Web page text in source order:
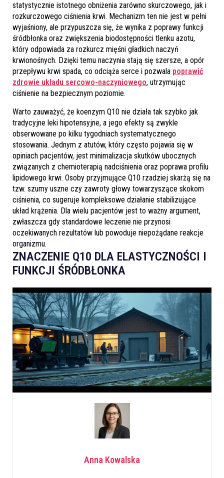
statystycznie istotnego obniżenia zarówno skurczowego, jak i
rozkurczowego ciśnienia krwi. Mechanizm ten nie jest w pełni
wyjaśniony, ale przypuszcza się, że wynika z poprawy funkcji
śródbłonka oraz zwiększenia biodostępności tlenku azotu,
który odpowiada za rozkurcz mięśni gładkich naczyń
krwionośnych. Dzięki temu naczynia stają się szersze, a opór
przepływu krwi spada, co odciąża serce i pozwala poprawić
zdrowie układu sercowo-naczyniowego, utrzymując
ciśnienie na bezpiecznym poziomie.
Warto zauważyć, że koenzym Q10 nie działa tak szybko jak
tradycyjne leki hipotensyjne, a jego efekty są zwykle
obserwowane po kilku tygodniach systematycznego
stosowania. Jednym z atutów, który często pojawia się w
opiniach pacjentów, jest minimalizacja skutków ubocznych
związanych z chemioterapią nadciśnienia oraz poprawa profilu
lipidowego krwi. Osoby przyjmujące Q10 rzadziej skarżą się na
tzw. szumy uszne czy zawroty głowy towarzyszące skokom
ciśnienia, co sugeruje kompleksowe działanie stabilizujące
układ krążenia. Dla wielu pacjentów jest to ważny argument,
zwłaszcza gdy standardowe leczenie nie przynosi
oczekiwanych rezultatów lub powoduje niepożądane reakcje
organizmu.
ZNACZENIE Q10 DLA ELASTYCZNOŚCI I
FUNKCJI ŚRÓDBŁONKA
Anna Kowalska